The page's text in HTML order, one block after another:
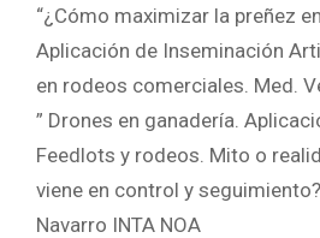
“¿Cómo maximizar la preñez
Aplicación de Inseminación
en rodeos comerciales. Med.
” Drones en ganadería.
Feedlots y rodeos. Mito o
viene en control y
Navarro INTA NOA